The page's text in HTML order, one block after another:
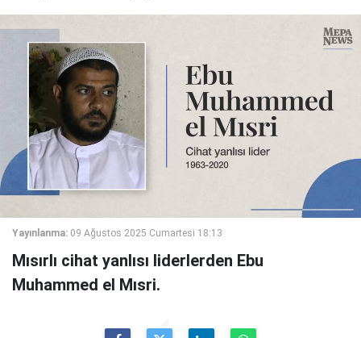
Yayınlanma: 09 Ağustos 2025 Cumartesi 18:13
Mısırlı cihat yanlısı liderlerden Ebu
Muhammed el Mısri.